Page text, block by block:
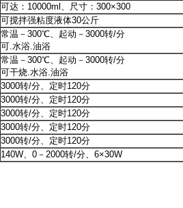
可达：10000ml、尺寸：300×300
可搅拌强粘度液体30公斤
常温－300℃、起动－3000转/分
可.水浴.油浴
常温－300℃、起动－3000转/分
可干烧.水浴.油浴
3000转/分、定时120分
3000转/分、定时120分
3000转/分、定时120分
3000转/分、定时120分
3000转/分、定时120分
140W、0－2000转/分、6×30W